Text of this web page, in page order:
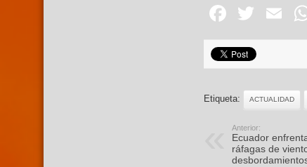
Etiqueta: ACTUALIDAD
Anterior:
Ecuador
ráfagas de